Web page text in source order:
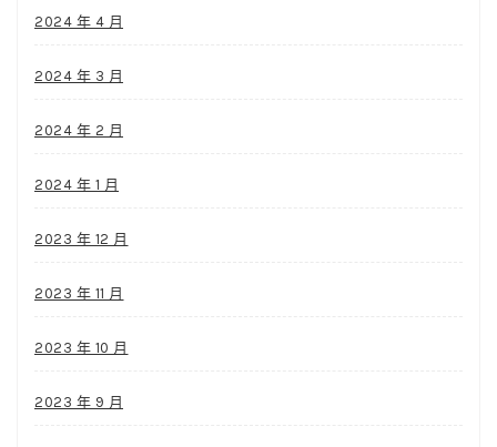
2024 年 4 月
2024 年 3 月
2024 年 2 月
2024 年 1 月
2023 年 12 月
2023 年 11 月
2023 年 10 月
2023 年 9 月